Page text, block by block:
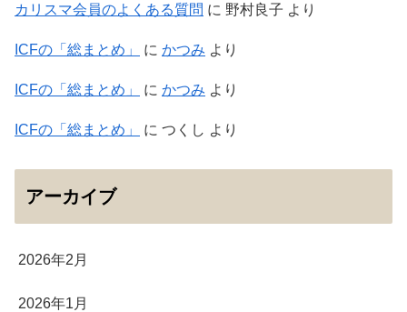
カリスマ会員のよくある質問 に 野村良子 より
ICFの「総まとめ」 に かつみ より
ICFの「総まとめ」 に かつみ より
ICFの「総まとめ」 に つくし より
アーカイブ
2026年2月
2026年1月